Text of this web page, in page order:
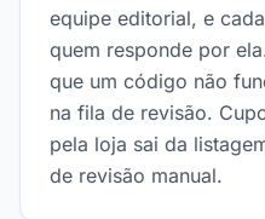
equipe editorial, e
quem responde por
que um código não
na fila de revisão.
pela loja sai da
de revisão manual.